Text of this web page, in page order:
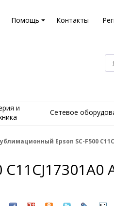
Помощь Контакты
и
Сетевое
Epson SC-F500